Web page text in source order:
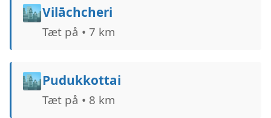
🏙️Vilāchcheri
Tæt på • 7 km
🏙️Pudukkottai
Tæt på • 8 km